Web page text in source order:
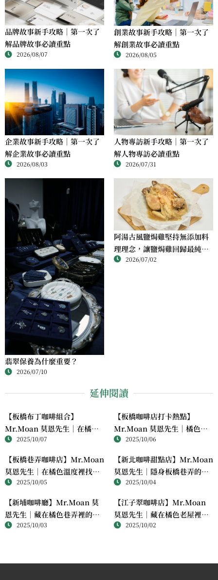
品牌故事新手攻略｜第一次了
解品牌故事必讀重點
2026/08/07
創業故事新手攻略｜第一次了
解創業故事必讀重點
2026/08/05
企業故事新手攻略｜第一次了
解企業故事必讀重點
2026/08/03
人物專訪新手攻略｜第一次了
解人物專訪必讀重點
2026/07/31
翡翠保養為什麼重要？
2026/07/10
阿湯古風鹽焗雞堅持無添加料
理理念，讓鹽焗雞回歸最純粹
的風味2026/07/02
延伸閱讀
【板橋布丁咖啡組合】
Mr.Moan 莫恩先生｜在橘色
午後，品嚐一場療癒系甜點時
2025/10/07
【板橋咖啡店打卡熱點】
Mr.Moan 莫恩先生｜橘色系
老屋裡的手作布丁與溫柔午後
2025/10/06
【板橋巷弄咖啡店】Mr.Moan
莫恩先生｜在橘色溫度裡找到
一口柔軟的療癒
2025/10/05
【新北咖啡甜點店】Mr.Moan
莫恩先生｜隱身板橋巷弄的橘
色布丁療癒系咖啡館
2025/10/04
【新埔咖啡廳】Mr.Moan 莫
恩先生｜藏在橘色巷弄裡的療
癒布丁與咖啡香
2025/10/03
【江子翠咖啡店】Mr.Moan
莫恩先生｜藏在橘色老屋裡的
手作布丁與咖啡香
2025/10/02